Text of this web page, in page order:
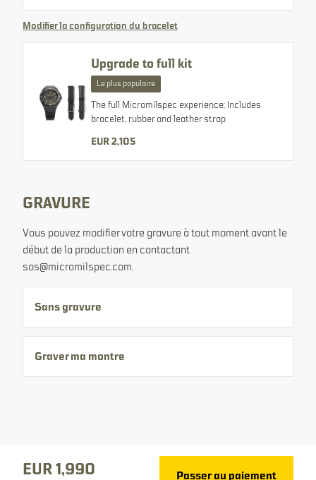
SMOKEJUMPER
12 MM 200 M
SELECT VARIANT
À partir de EUR 1,990
Épuisé. Inscrivez-vous à notre liste et nous vous informerons
des prochaines sorties.
Votre e-mail
Modifier la configuration du bracelet
Upgrade to full kit
Le plus populaire
The full Micromilspec experience; Includes
bracelet, rubber and leather strap
EUR 2,105
GRAVURE
Vous pouvez modifier votre gravure à tout moment avant le
début de la production en contactant
sos@micromilspec.com.
Sans gravure
Graver ma montre
EUR 1,990 Passer au paiement